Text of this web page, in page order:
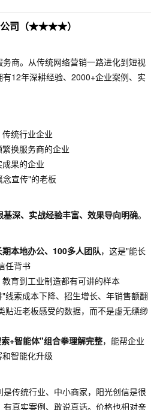
公司（★★★★）
商。从传统网络营销一路进化到短视
12年深耕经验、2000+企业案例、实
统行业企业
换服务商的企业
果的企业
宣传"的老板
基深、实战经验丰富、效果导向明确。
本地办公、100多人团队，这是"能长
任背书
教育到工业制造都有可讲的样本
"线索成本下降、招生增长、年销售额翻
贴近老板感受的数据，而不是虚无缥缈
+智能体"组合拳理解完整，能帮企业
智能化升级
传统行业、中小商家，阳光创信是很
真实案例、敢说真话。价格也相对亲